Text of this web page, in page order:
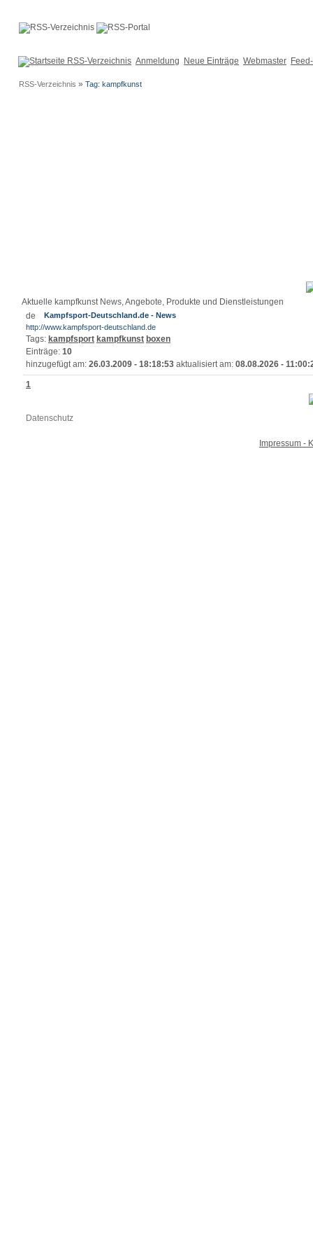
Anmeldung Neue Einträge Webmaster
RSS-Verzeichnis » Tag: kampfkunst
Aktuelle kampfkunst News, Angebote, Produkte und Dienstleistungen
Kampfsport-Deutschland.de - News
http://www.kampfsport-deutschland.de
Tags: kampfsport kampfkunst boxen
Einträge: 10
hinzugefügt am: 26.03.2009 - 18:18:53 aktualisiert am: 08.08.2026 -
1
Datenschutz
Impressum -